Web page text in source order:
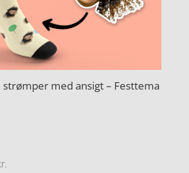
strømper med ansigt – Festtema